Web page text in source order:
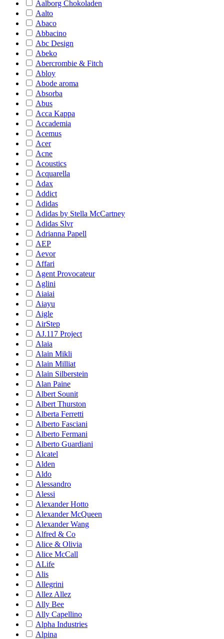
Aalborg Chokoladen
Aalto
Abaco
Abbacino
Abc Design
Abeko
Abercrombie & Fitch
Abloy
Abode aroma
Absorba
Abus
Acca Kappa
Accademia
Acemus
Acer
Acne
Acoustics
Acquarella
Adax
Addict
Adidas
Adidas by Stella McCartney
Adidas Slvr
Adrianna Papell
AEP
Aevor
Affari
Agent Provocateur
Aglini
Aiaiai
Aiayu
Aigle
AirStep
AJ.117 Project
Alaia
Alain Mikli
Alain Milliat
Alain Silberstein
Alan Paine
Albert Sounit
Albert Thurston
Alberta Ferretti
Alberto Fasciani
Alberto Fermani
Alberto Guardiani
Alcatel
Alden
Aldo
Alessandro
Alessi
Alexander Hotto
Alexander McQueen
Alexander Wang
Alfred & Co
Alice & Olivia
Alice McCall
ALife
Alis
Allegrini
Allez Allez
Ally Bee
Ally Capellino
Alpha Industries
Alpina